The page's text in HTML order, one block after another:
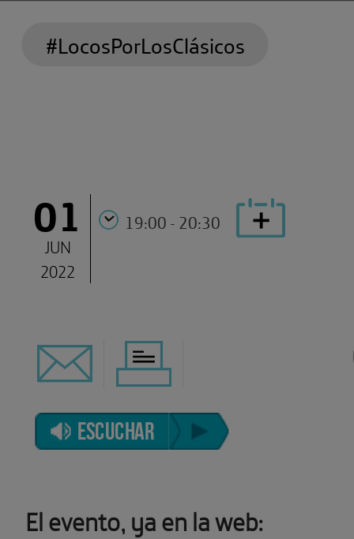
#LocosPorLosClásicos
01
JUN
2022
19:00 - 20:30
ESCUCHAR
El evento, ya en la web: